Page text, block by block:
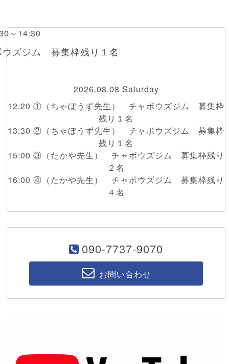
～14:30
ズジム 募集枠残り１名
2026.08.08 Saturday
12:20 ①（ちゃぼうず先生） チャボウズジム 募集枠
残り１名
13:30 ②（ちゃぼうず先生） チャボウズジム 募集枠
残り１名
15:00 ③（たかや先生） チャボウズジム 募集枠残り
２名
16:00 ④（たかや先生） チャボウズジム 募集枠残り
４名
090-7737-9070
お問い合わせ